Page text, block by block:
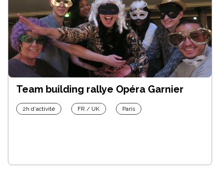
Team building rallye Opéra Garnier
2h d'activité FR / UK Paris